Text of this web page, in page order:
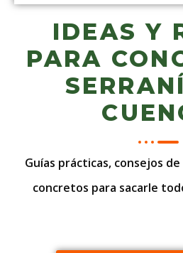
IDEAS Y
PARA
Guías prácticas, consejos
concretos para sacarle